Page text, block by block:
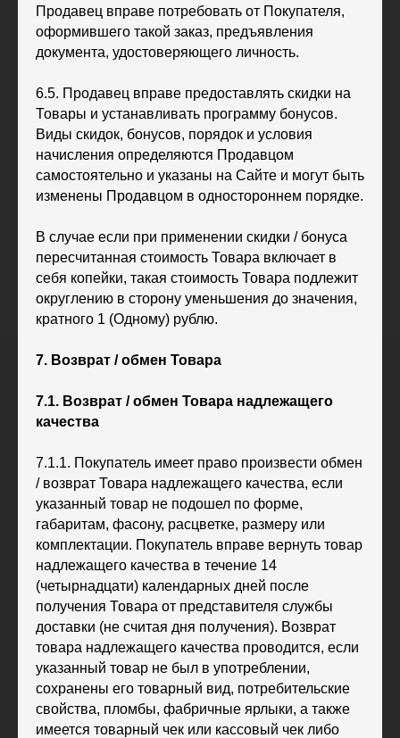
Продавец вправе потребовать от Покупателя,
оформившего такой заказ, предъявления
документа, удостоверяющего личность.
6.5. Продавец вправе предоставлять скидки на
Товары и устанавливать программу бонусов.
Виды скидок, бонусов, порядок и условия
начисления определяются Продавцом
самостоятельно и указаны на Сайте и могут быть
изменены Продавцом в одностороннем порядке.
В случае если при применении скидки / бонуса
пересчитанная стоимость Товара включает в
себя копейки, такая стоимость Товара подлежит
округлению в сторону уменьшения до значения,
кратного 1 (Одному) рублю.
7. Возврат / обмен Товара
7.1. Возврат / обмен Товара надлежащего
качества
7.1.1. Покупатель имеет право произвести обмен
/ возврат Товара надлежащего качества, если
указанный товар не подошел по форме,
габаритам, фасону, расцветке, размеру или
комплектации. Покупатель вправе вернуть товар
надлежащего качества в течение 14
(четырнадцати) календарных дней после
получения Товара от представителя службы
доставки (не считая дня получения). Возврат
товара надлежащего качества проводится, если
указанный товар не был в употреблении,
сохранены его товарный вид, потребительские
свойства, пломбы, фабричные ярлыки, а также
имеется товарный чек или кассовый чек либо